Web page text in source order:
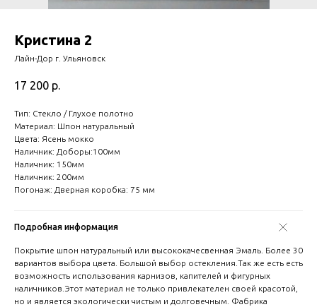
Кристина 2
Лайн-Дор г. Ульяновск
17 200 р.
Тип: Стекло / Глухое полотно
Материал: Шпон натуральный
Цвета: Ясень мокко
Наличник: Доборы:100мм
Наличник: 150мм
Наличник: 200мм
Погонаж: Дверная коробка: 75 мм
Подробная информация
Покрытие шпон натуральный или высококачесвенная Эмаль. Более 30
вариантов выбора цвета. Большой выбор остекления.Так же есть есть
возможность использования карнизов, капителей и фигурных
наличников.Этот материал не только привлекателен своей красотой,
но и является экологически чистым и долговечным. Фабрика